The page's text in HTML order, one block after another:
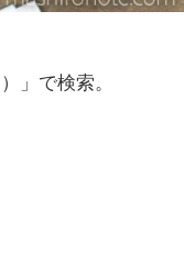
」で検索。